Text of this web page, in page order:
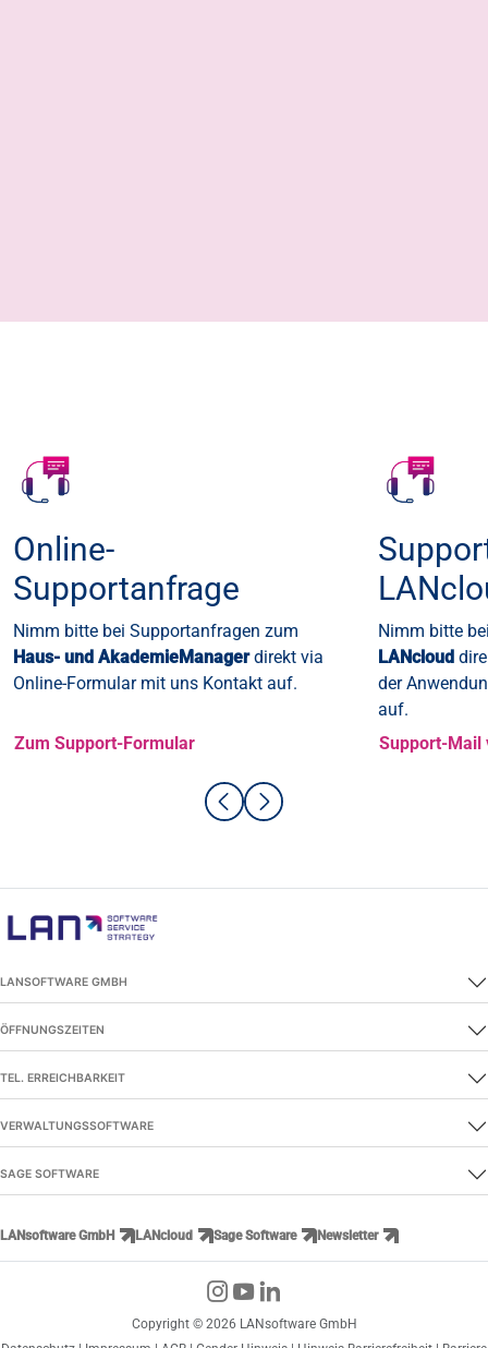
Online-
Supportanfrage
Nimm bitte bei Supportanfragen zum
Haus- und AkademieManagerdirekt via
Online-Formular mit uns Kontakt auf.
Zum Support-Formular
Nimm bitte
LANcloud
der
auf.
Support-Mail
LANSOFTWARE GMBH
ÖFFNUNGSZEITEN
TEL. ERREICHBARKEIT
VERWALTUNGSSOFTWARE
SAGE SOFTWARE
LANsoftware GmbH LANcloud Sage Software Newsletter
Copyright © 2026 LANsoftware GmbH